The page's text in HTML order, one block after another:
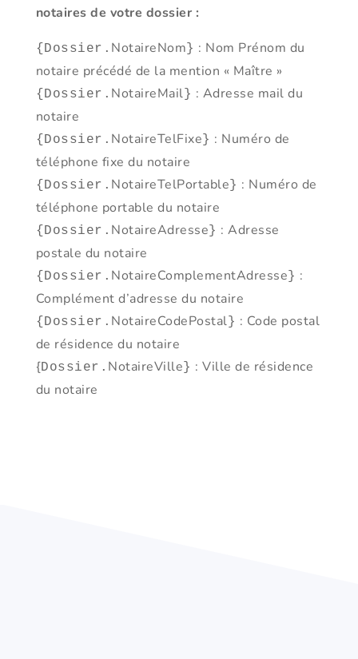
notaires de votre dossier :
{Dossier. NotaireNom } : Nom Prénom du
notaire précédé de la mention « Maître »
{Dossier. NotaireMail } : Adresse mail du
notaire
{Dossier. NotaireTelFixe } : Numéro de
téléphone fixe du notaire
{Dossier. NotaireTelPortable } : Numéro de
téléphone portable du notaire
{Dossier. NotaireAdresse } : Adresse
postale du notaire
{Dossier. NotaireComplementAdresse } :
Complément d’adresse du notaire
{Dossier. NotaireCodePostal } : Code postal
de résidence du notaire
{Dossier. NotaireVille } : Ville de résidence
du notaire